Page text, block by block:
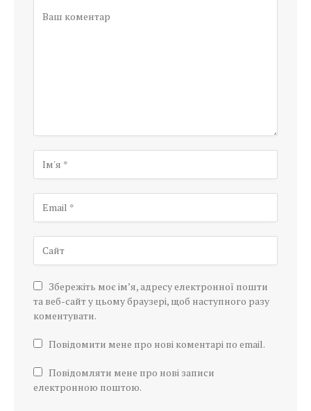
Збережіть моє ім’я, адресу електронної пошти
та веб-сайт у цьому браузері, щоб наступного разу
коментувати.
Повідомити мене про нові коментарі по email.
Повідомляти мене про нові записи
електронною поштою.